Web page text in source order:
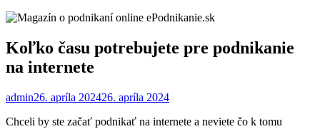
Koľko času potrebujete pre podnikanie
na internete
admin26. apríla 202426. apríla 2024
Chceli by ste začať podnikať na internete a neviete čo k tomu